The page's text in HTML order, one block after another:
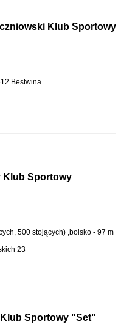
Klub Sportowy
Bestwina
Klub Sportowy
500 stojących) ,boisko - 97 m
23
Sportowy "Set"